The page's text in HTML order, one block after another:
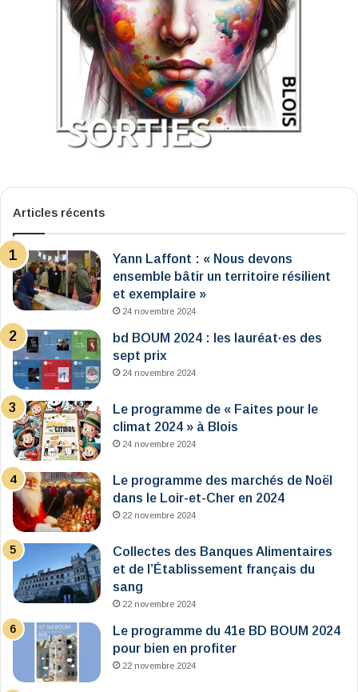
Articles récents
Yann Laffont : « Nous devons
ensemble bâtir un territoire résilient
et exemplaire »
24 novembre 2024
bd BOUM 2024 : les lauréat·es des
sept prix
24 novembre 2024
Le programme de « Faites pour le
climat 2024 » à Blois
24 novembre 2024
Le programme des marchés de Noël
dans le Loir-et-Cher en 2024
22 novembre 2024
Collectes des Banques Alimentaires
et de l’Établissement français du
sang
22 novembre 2024
Le programme du 41e BD BOUM 2024
pour bien en profiter
22 novembre 2024